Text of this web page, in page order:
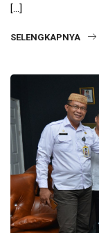
[…]
SELENGKAPNYA